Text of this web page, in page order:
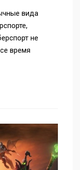
вида
не
время